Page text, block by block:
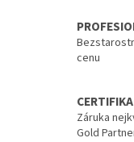
cenu
Záruka
Gold